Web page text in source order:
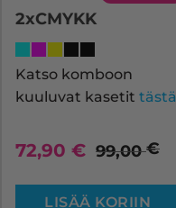
2xCMYKK
Katso komboon
kuuluvat kasetit tästä
72,90 € 99,00€
LISÄÄ KORIIN